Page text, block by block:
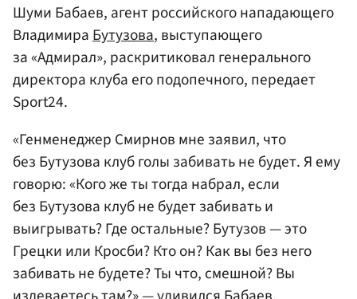
Шуми Бабаев, агент российского нападающего
ВладимираБутузова, выступающего
за «Адмирал», раскритиковал генерального
директора клуба его подопечного, передает
Sport24.
«Генменеджер Смирнов мне заявил, что
без Бутузова клуб голы забивать не будет. Я ему
говорю: «Кого же ты тогда набрал, если
без Бутузова клуб не будет забивать и
выигрывать? Где остальные? Бутузов — это
Грецки или Кросби? Кто он? Как вы без него
забивать не будете? Ты что, смешной? Вы